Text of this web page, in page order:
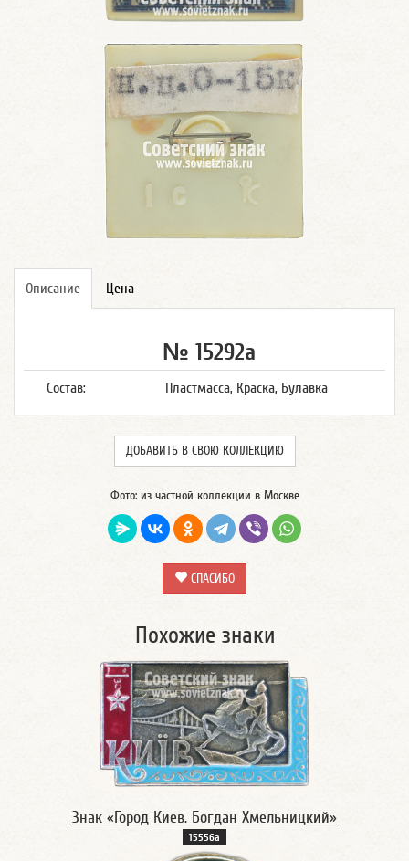
Описание Цена
№ 15292а
Состав: Пластмасса, Краска, Булавка
ДОБАВИТЬ В СВОЮ КОЛЛЕКЦИЮ
Фото: из частной коллекции в Москве
СПАСИБО
Похожие знаки
Знак «Город Киев. Богдан Хмельницкий»
15556а